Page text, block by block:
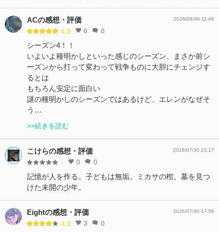
ACの感想・評価
4.8 6 0
2026/08/06 11:48
シーズン4！！
いよいよ種明かしといった感じのシーズン、まさか前シ
ーズンから打って変わって戦争ものに大胆にチェンジす
るとは
もちろん安定に面白い
謎の種明かしのシーズンではあるけど、エレンがなぜそ
う…
>>続きを読む
こけらの感想・評価
- 0 0
2026/07/30 23:17
記憶が人を作る。子どもは無垢。ミカサの棺。墓を見つ
けた未開の少年。
Eightの感想・評価
4.3 3 0
2026/07/30 17:56